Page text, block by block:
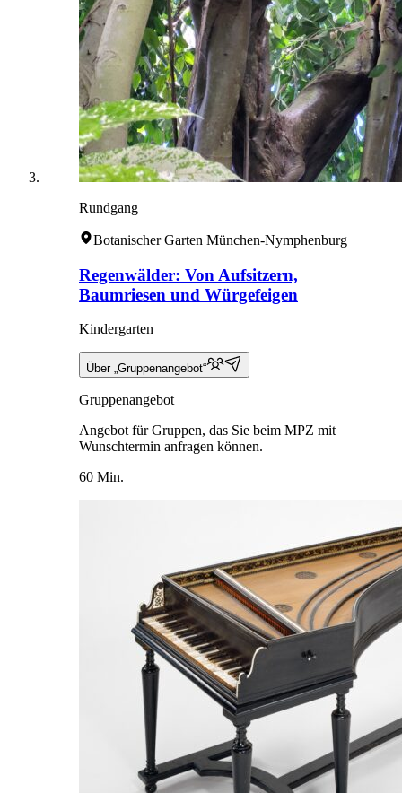
Rundgang
Botanischer Garten München-Nymphenburg
Regenwälder: Von Aufsitzern,
Baumriesen und Würgefeigen
Kindergarten
Über „Gruppenangebot“
Gruppenangebot
Angebot für Gruppen, das Sie beim MPZ mit
Wunschtermin anfragen können.
60 Min.